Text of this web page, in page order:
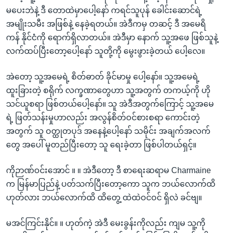
မပေးဘဲနဲ့ ဒီ တောထဲမှာပေါ့နော် ကရင်သူပုန် ခေါင်းဆောင်ရဲ့
အမျိုးသမီး အဖြစ်နဲ့ နေခဲ့ရတယ်။ အဲဒီကမှ တဆင့် ဒီ အမေရိ
ကန် နိုင်ငံကို ရောက်ရှိလာတယ်။ အဲဒီမှာ နောက် သူ့အဖေ ဖြစ်သူနဲ့
လက်ထပ်ပြီးတော့ပေါ့နော် သူတို့ကို မွေးဖွားခဲ့တယ် ပေါ့လေ။
အဲတော့ သူ့အမေရဲ့ စိတ်ဓာတ် ခိုင်မာမှု ပေါ့နော်။ သူ့အမေရဲ့
ထူးခြားတဲ့ စရိုက် လက္ခဏာတွေဟာ သူ့အတွက် တကယ့်ကို ဟို
သင်ယူစရာ ဖြစ်တယ်ပေါ့နော်။ သူ အဲဒီအတွက်ကြောင့် သူ့အမေ
ရဲ့ ဖြတ်သန်းမှုဟာလည်း အလွန်စိတ်ဝင်စားစရာ ကောင်းတဲ့
အတွက် သူ ဝတ္ထုတပုဒ် အနေနဲ့ပေါ့နော် သမိုင်း အချက်အလက်
တွေ အပေါ် မူတည်ပြီးတော့ သူ ရေးခဲ့တာ ဖြစ်ပါတယ်ရှင့်။
ကိုဉာဏ်ဝင်းအောင် ။ ။ အဲဒီတော့ ဒီ စာရေးဆရာမ Charmaine
က မြန်မာပြည်နဲ့ ပတ်သက်ပြီးတော့ကော သူက ဘယ်လောက်ထိ
ဟုတ်လား ဘယ်လောက်ထိ ထိတွေ့ ထဲထဲဝင်ဝင် ရှိလဲ ခင်ဗျ။
မအင်ကြင်းနိုင်။ ။ ဟုတ်ကဲ့ အဲဒီ မေးခွန်းကိုလည်း ကျမ သူ့ကို